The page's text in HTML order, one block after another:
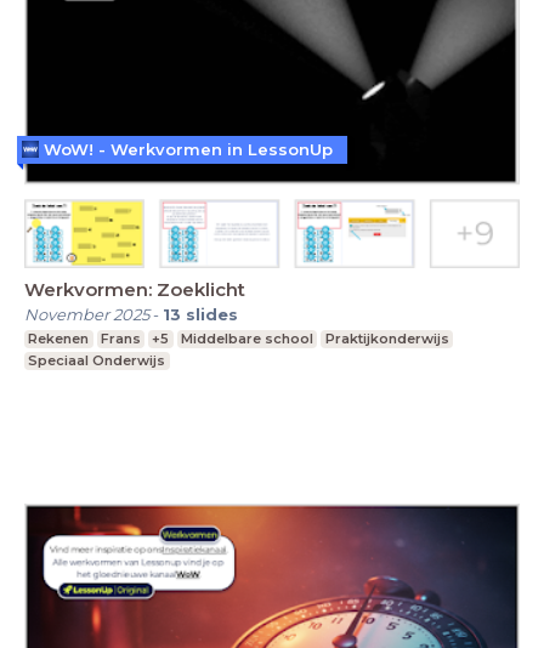
Werkvormen: Zoeklicht
November 2025- 13 slides
Rekenen Frans +5 Middelbare school
Praktijkonderwijs
Speciaal Onderwijs
WoW! - Werkvormen in LessonUp